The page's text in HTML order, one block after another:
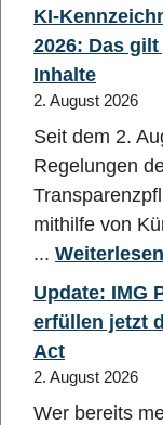
KI-
2026: Das
Inhalte
2. August 2026
Seit dem 2.
Regelungen
mithilfe von
...
Update: IMG
erfüllen jetzt
Act
2. August 2026
Wer bereits